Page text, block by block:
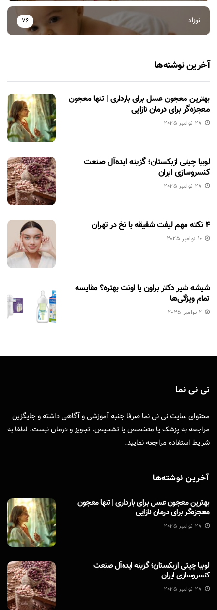
نوزاد 76
آخرین نوشته‌ها
بهترین معجون عسل برای بارداری | تنها معجون
معجزه‌گر برای درمان نازایی
27 نوامبر 2025
لوبیا چیتی ازبکستان؛ گزینه ایده‌آل صنعت
کنسروسازی ایران
27 نوامبر 2025
۴ نکته مهم لیفت شقیقه با نخ در تهران
10 نوامبر 2025
شیشه شیر دکتر براون یا اونت بهتره؟ مقایسه
تمام ویژگی‌ها
2 نوامبر 2025
نی نی نما
محتوای سایت نی نی نما صرفا جنبه آموزشی و آگاهی داشته و جایگزین
مراجعه به پزشک یا متخصص یا تشخیص، تجویز و درمان نیست، لطفا به
شرایط استفاده مراجعه نمایید.
آخرین نوشته‌ها
بهترین معجون عسل برای بارداری | تنها معجون
معجزه‌گر برای درمان نازایی
27 نوامبر 2025
لوبیا چیتی ازبکستان؛ گزینه ایده‌آل صنعت
کنسروسازی ایران
27 نوامبر 2025